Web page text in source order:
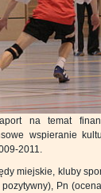
na temat
wspieranie
2011.
miejskie, kluby
Pn